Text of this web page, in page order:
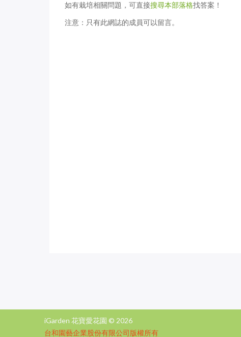
如有栽培相關問題，可直接搜尋本部落格找答案！
注意：只有此網誌的成員可以留言。
iGarden 花寶愛花園 © 2026
台和園藝企業股份有限公司版權所有